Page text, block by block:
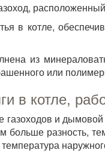
в котле,
из
или
в котле,
газоходов и
больше разность,